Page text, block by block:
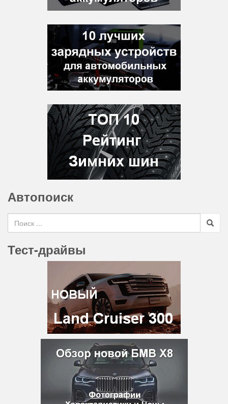
Автопоиск
Search for
Тест-драйвы